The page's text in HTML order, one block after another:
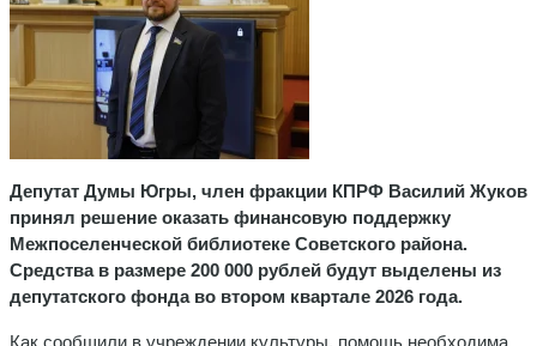
Депутат Думы Югры, член фракции КПРФ Василий Жуков
принял решение оказать финансовую поддержку
Межпоселенческой библиотеке Советского района.
Средства в размере 200 000 рублей будут выделены из
депутатского фонда во втором квартале 2026 года.
Как сообщили в учреждении культуры, помощь необходима